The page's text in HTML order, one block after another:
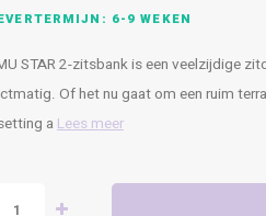
6-9 WEKEN
STAR 2-zitsbank is een veelzijdige
Of het nu gaat om een ruim
aLees meer